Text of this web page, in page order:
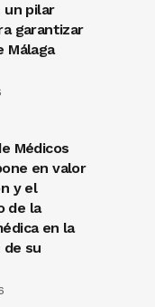
un pilar
garantizar
Málaga
Médicos
en valor
y el
de la
en la
de su